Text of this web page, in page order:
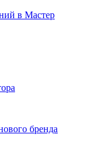
в Мастер
бренда